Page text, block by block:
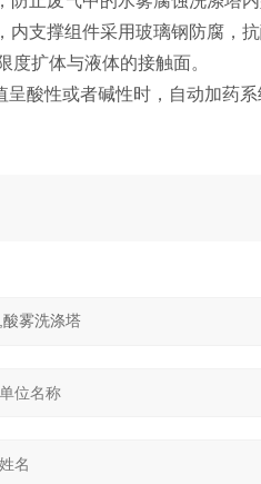
内支撑组件采用玻璃钢防腐，
度扩体与液体的接触面。
酸性或者碱性时，自动加药